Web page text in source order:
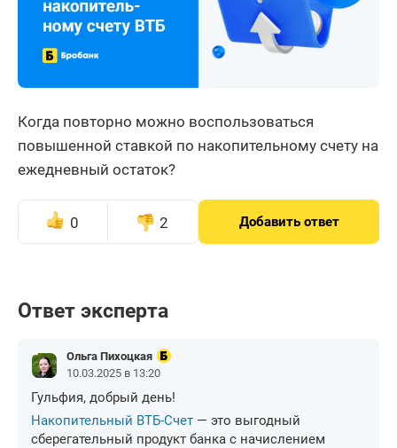
Когда повторно можно воспользоваться
повышенной ставкой по накопительному счету на
ежедневный остаток?
0 2 Добавить ответ
Ответ эксперта
Ольга Пихоцкая
10.03.2025 в 13:20
Гульфия, добрый день!
Накопительный ВТБ-Счет — это выгодный
сберегательный продукт банка с начислением